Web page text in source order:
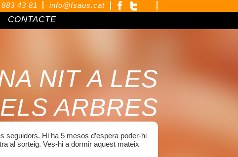
info@fsaus.cat
43 81
CONTACTE
NIT A LES
ARBRES
seguidors. Hi ha 5 mesos d’espera poder-hi
al sorteig. Ves-hi a dormir aquest mateix